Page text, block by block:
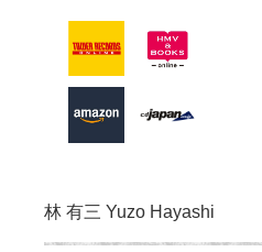
林 有三 Yuzo Hayashi